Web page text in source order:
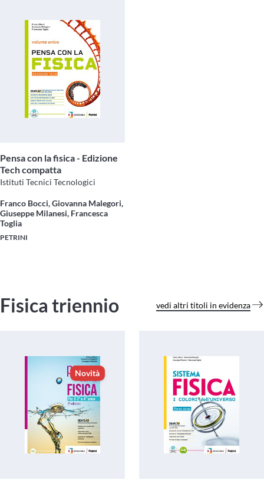
Pensa con la fisica - Edizione
Tech compatta
Istituti Tecnici Tecnologici
Franco Bocci, Giovanna Malegori,
Giuseppe Milanesi, Francesca
Toglia
PETRINI
Fisica triennio vedi altri titoli in evidenza
Novità